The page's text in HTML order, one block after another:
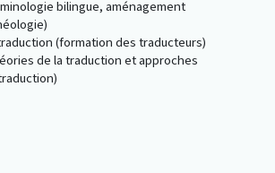
bilingue, aménagement
(formation des traducteurs)
de la traduction et approches